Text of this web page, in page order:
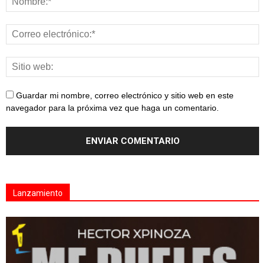
Guardar mi nombre, correo electrónico y sitio web en este
navegador para la próxima vez que haga un comentario.
Lanzamiento